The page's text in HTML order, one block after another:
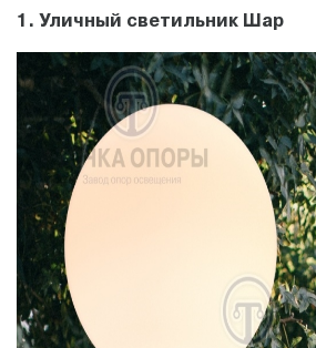
1. Уличный светильник Шар